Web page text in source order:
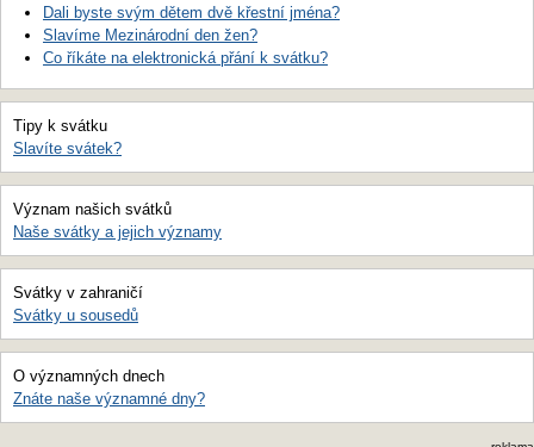
Dali byste svým dětem dvě křestní jména?
Slavíme Mezinárodní den žen?
Co říkáte na elektronická přání k svátku?
Tipy k svátku
Slavíte svátek?
Význam našich svátků
Naše svátky a jejich významy
Svátky v zahraničí
Svátky u sousedů
O významných dnech
Znáte naše významné dny?